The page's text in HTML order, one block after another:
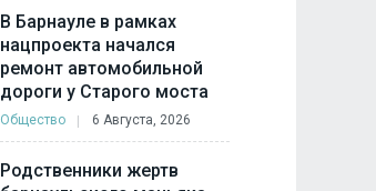
В Барнауле в рамках
нацпроекта начался
ремонт автомобильной
дороги у Старого моста
Общество 6 Августа, 2026
Родственники жертв